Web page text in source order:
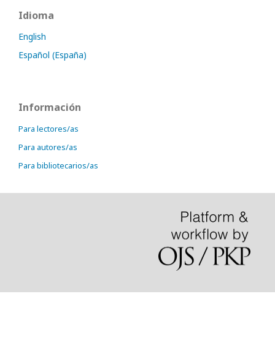
Idioma
English
Español (España)
Información
Para lectores/as
Para autores/as
Para bibliotecarios/as